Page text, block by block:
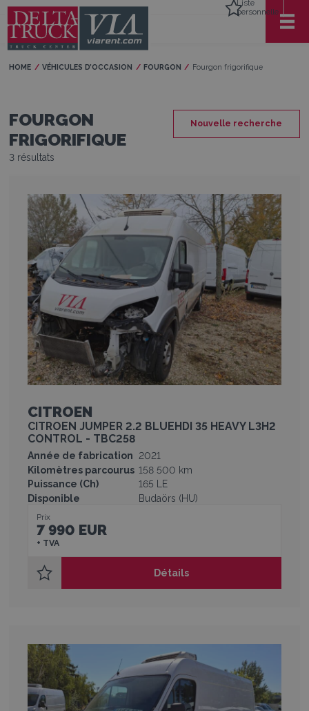
Liste
personnelle
HOME VÉHICULES D’OCCASION FOURGON Current:
Fourgon frigorifique
Nouvelle recherche
FOURGON
FRIGORIFIQUE
3 résultats
CITROEN
CITROEN JUMPER 2.2 BLUEHDI 35 HEAVY L3H2
CONTROL - TBC258
Année de fabrication
2021
Kilomètres parcourus 158 500 km
Puissance (Ch)
165 LE
Disponible
Budaörs (HU)
Prix
7 990 EUR
+ TVA
Détails